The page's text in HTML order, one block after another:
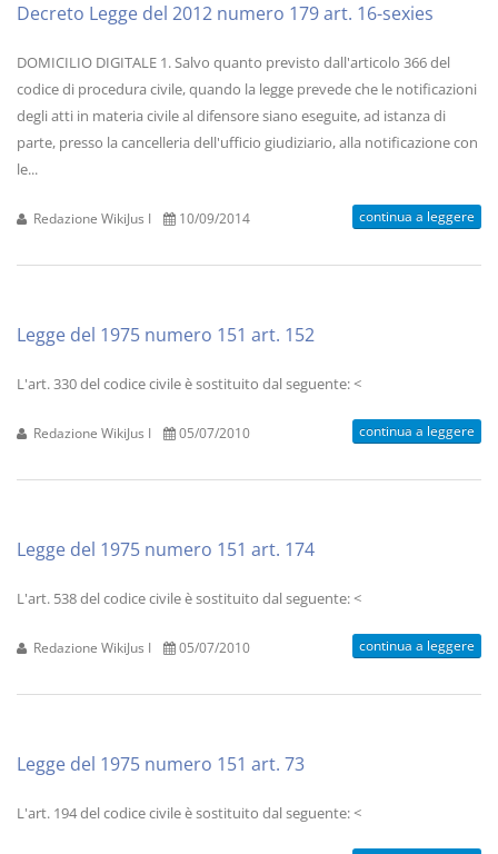
Decreto Legge del 2012 numero 179 art. 16-sexies
DOMICILIO DIGITALE 1. Salvo quanto previsto dall'articolo 366 del
codice di procedura civile, quando la legge prevede che le notificazioni
degli atti in materia civile al difensore siano eseguite, ad istanza di
parte, presso la cancelleria dell'ufficio giudiziario, alla notificazione con
le...
Redazione WikiJus I 10/09/2014 continua a leggere
Legge del 1975 numero 151 art. 152
L'art. 330 del codice civile è sostituito dal seguente: <
Redazione WikiJus I 05/07/2010 continua a leggere
Legge del 1975 numero 151 art. 174
L'art. 538 del codice civile è sostituito dal seguente: <
Redazione WikiJus I 05/07/2010 continua a leggere
Legge del 1975 numero 151 art. 73
L'art. 194 del codice civile è sostituito dal seguente: <